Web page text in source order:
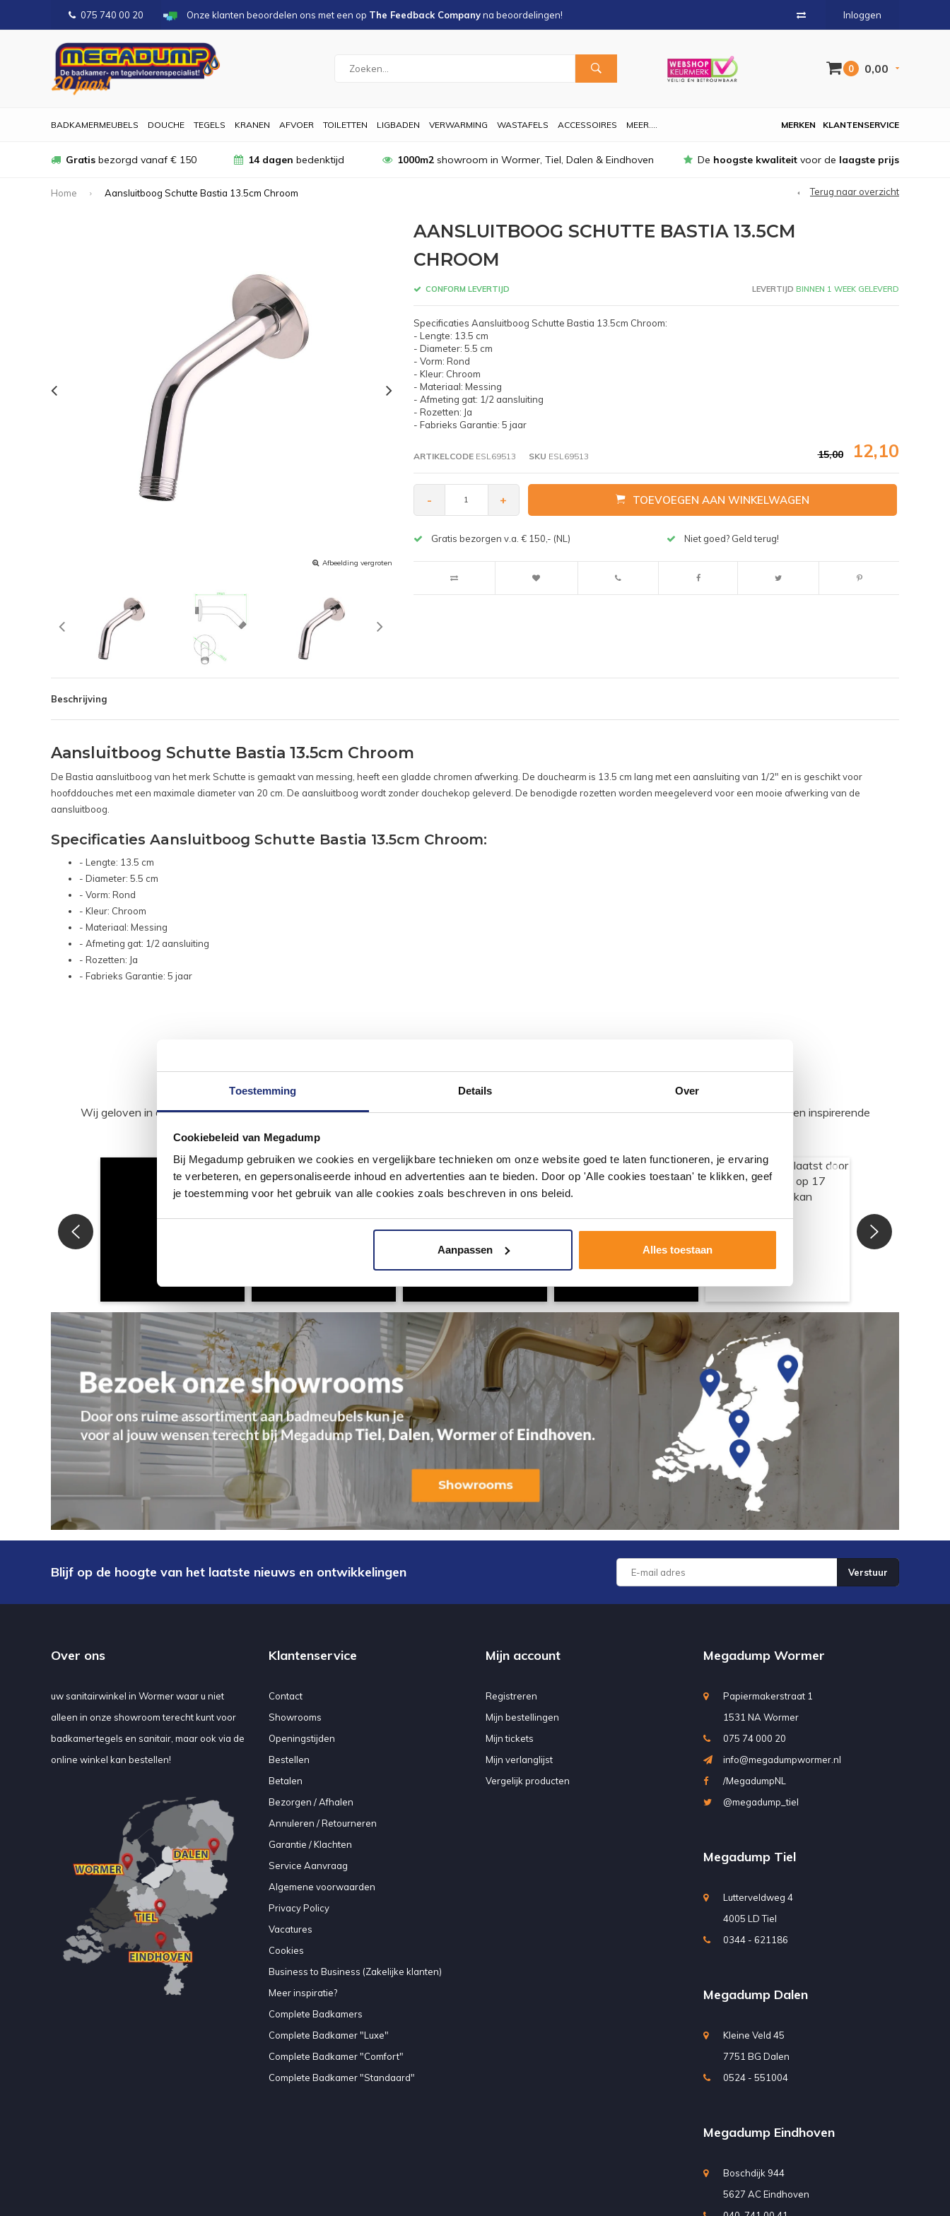
Toestemming Details Over
Cookiebeleid van Megadump
Bij Megadump gebruiken we cookies en vergelijkbare technieken om onze website goed te laten functioneren, je ervaring
te verbeteren, en gepersonaliseerde inhoud en advertenties aan te bieden. Door op 'Alle cookies toestaan' te klikken, geef
je toestemming voor het gebruik van alle cookies zoals beschreven in ons beleid.
Aanpassen Alles toestaan
075 740 00 20 Onze klanten beoordelen ons met een op The Feedback Companyna beoordelingen! Inloggen
0 0,00
BADKAMERMEUBELS DOUCHE TEGELS KRANEN AFVOER TOILETTEN LIGBADEN VERWARMING WASTAFELS ACCESSOIRES MEER.... KLANTENSERVICE
MERKEN
Gratis bezorgd vanaf € 150 14 dagen bedenktijd 1000m2showroom in Wormer, Tiel, Dalen & Eindhoven De hoogste kwaliteit voor de laagste prijs
Home Aansluitboog Schutte Bastia 13.5cm Chroom Terug naar overzicht
Afbeelding vergroten Afbeelding vergroten
AANSLUITBOOG SCHUTTE BASTIA 13.5CM
CHROOM
CONFORM LEVERTIJD LEVERTIJD BINNEN 1 WEEK GELEVERD
Specificaties Aansluitboog Schutte Bastia 13.5cm Chroom:
- Lengte: 13.5 cm
- Diameter: 5.5 cm
- Vorm: Rond
- Kleur: Chroom
- Materiaal: Messing
- Afmeting gat: 1/2 aansluiting
- Rozetten: Ja
- Fabrieks Garantie: 5 jaar
ARTIKELCODEESL69513 SKU ESL69513 15,00 12,10
- + TOEVOEGEN AAN WINKELWAGEN
Gratis bezorgen v.a. € 150,- (NL) Niet goed? Geld terug!
Beschrijving
Aansluitboog Schutte Bastia 13.5cm Chroom
De Bastia aansluitboog van het merk Schutte is gemaakt van messing, heeft een gladde chromen afwerking. De douchearm is 13.5 cm lang met een aansluiting van 1/2" en is geschikt voor
hoofddouches met een maximale diameter van 20 cm. De aansluitboog wordt zonder douchekop geleverd. De benodigde rozetten worden meegeleverd voor een mooie afwerking van de
aansluitboog.
Specificaties Aansluitboog Schutte Bastia 13.5cm Chroom:
- Lengte: 13.5 cm
- Diameter: 5.5 cm
- Vorm: Rond
- Kleur: Chroom
- Materiaal: Messing
- Afmeting gat: 1/2 aansluiting
- Rozetten: Ja
- Fabrieks Garantie: 5 jaar
#mijndroombadkamer
Wij geloven in de kracht van delen. Deel jouw badkamer op Instagram met #mijndroombadkamer en tag @megadumpnl. Samen bouwen we een inspirerende
Blijf op de hoogte van het laatste nieuws en ontwikkelingen Verstuur
Over ons
uw sanitairwinkel in Wormer waar u niet
alleen in onze showroom terecht kunt voor
badkamertegels en sanitair, maar ook via de
online winkel kan bestellen!
Klantenservice
Contact
Showrooms
Openingstijden
Bestellen
Betalen
Bezorgen / Afhalen
Annuleren / Retourneren
Garantie / Klachten
Service Aanvraag
Algemene voorwaarden
Privacy Policy
Vacatures
Cookies
Business to Business (Zakelijke klanten)
Meer inspiratie?
Complete Badkamers
Complete Badkamer "Luxe"
Complete Badkamer "Comfort"
Complete Badkamer "Standaard"
Mijn account
Registreren
Mijn bestellingen
Mijn tickets
Mijn verlanglijst
Vergelijk producten
Megadump Wormer
Papiermakerstraat 1
1531 NA Wormer
075 74 000 20
info@megadumpwormer.nl
/MegadumpNL
@megadump_tiel
Megadump Tiel
Lutterveldweg 4
4005 LD Tiel
0344 - 621186
Megadump Dalen
Kleine Veld 45
7751 BG Dalen
0524 - 551004
Megadump Eindhoven
Boschdijk 944
5627 AC Eindhoven